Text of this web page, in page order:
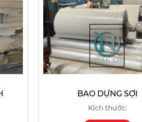
BAO DỰNG SỢI
Kích thước: